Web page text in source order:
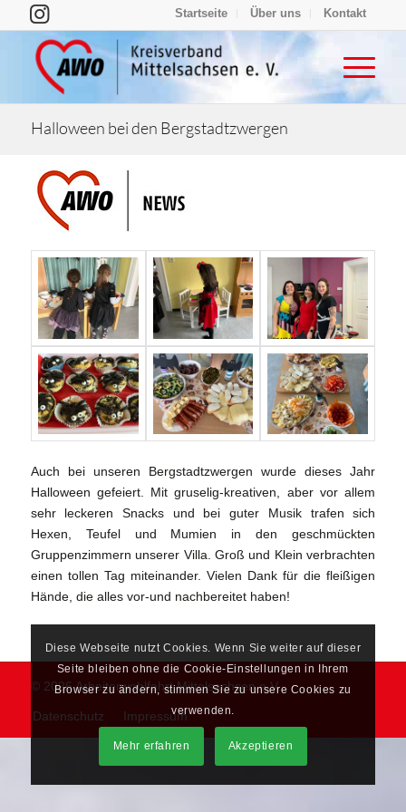
Startseite Über uns Kontakt
Halloween bei den Bergstadtzwergen
Auch bei unseren Bergstadtzwergen wurde dieses Jahr
Halloween gefeiert. Mit gruselig-kreativen, aber vor allem
sehr leckeren Snacks und bei guter Musik trafen sich
Hexen, Teufel und Mumien in den geschmückten
Gruppenzimmern unserer Villa. Groß und Klein verbrachten
einen tollen Tag miteinander. Vielen Dank für die fleißigen
Hände, die alles vor-und nachbereitet haben!
© 2026 Arbeiterwohlfahrt Mittelsachsen e.V.
Datenschutz Impressum
Diese Webseite nutzt Cookies. Wenn Sie weiter auf dieser
Seite bleiben ohne die Cookie-Einstellungen in Ihrem
Browser zu ändern, stimmen Sie zu unsere Cookies zu
verwenden.
Mehr erfahren Akzeptieren